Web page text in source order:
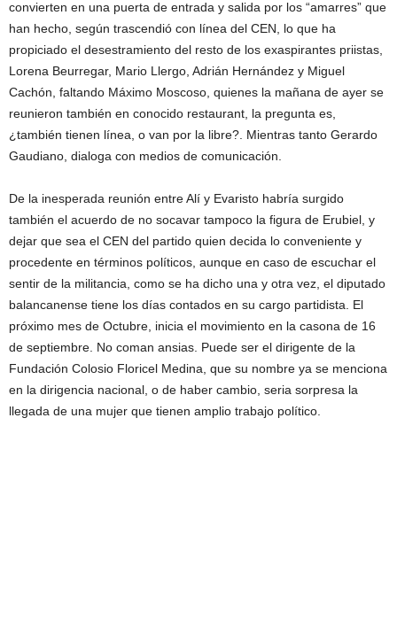
convierten en una puerta de entrada y salida por los “amarres” que
han hecho, según trascendió con línea del CEN, lo que ha
propiciado el desestramiento del resto de los exaspirantes priistas,
Lorena Beurregar, Mario Llergo, Adrián Hernández y Miguel
Cachón, faltando Máximo Moscoso, quienes la mañana de ayer se
reunieron también en conocido restaurant, la pregunta es,
¿también tienen línea, o van por la libre?. Mientras tanto Gerardo
Gaudiano, dialoga con medios de comunicación.
De la inesperada reunión entre Alí y Evaristo habría surgido
también el acuerdo de no socavar tampoco la figura de Erubiel, y
dejar que sea el CEN del partido quien decida lo conveniente y
procedente en términos políticos, aunque en caso de escuchar el
sentir de la militancia, como se ha dicho una y otra vez, el diputado
balancanense tiene los días contados en su cargo partidista. El
próximo mes de Octubre, inicia el movimiento en la casona de 16
de septiembre. No coman ansias. Puede ser el dirigente de la
Fundación Colosio Floricel Medina, que su nombre ya se menciona
en la dirigencia nacional, o de haber cambio, seria sorpresa la
llegada de una mujer que tienen amplio trabajo político.